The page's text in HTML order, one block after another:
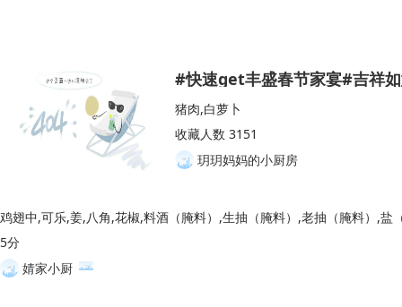
#快速get丰盛春节家宴#吉祥
猪肉,白萝卜
收藏人数 3151
玥玥妈妈的小厨房
5分
婧家小厨